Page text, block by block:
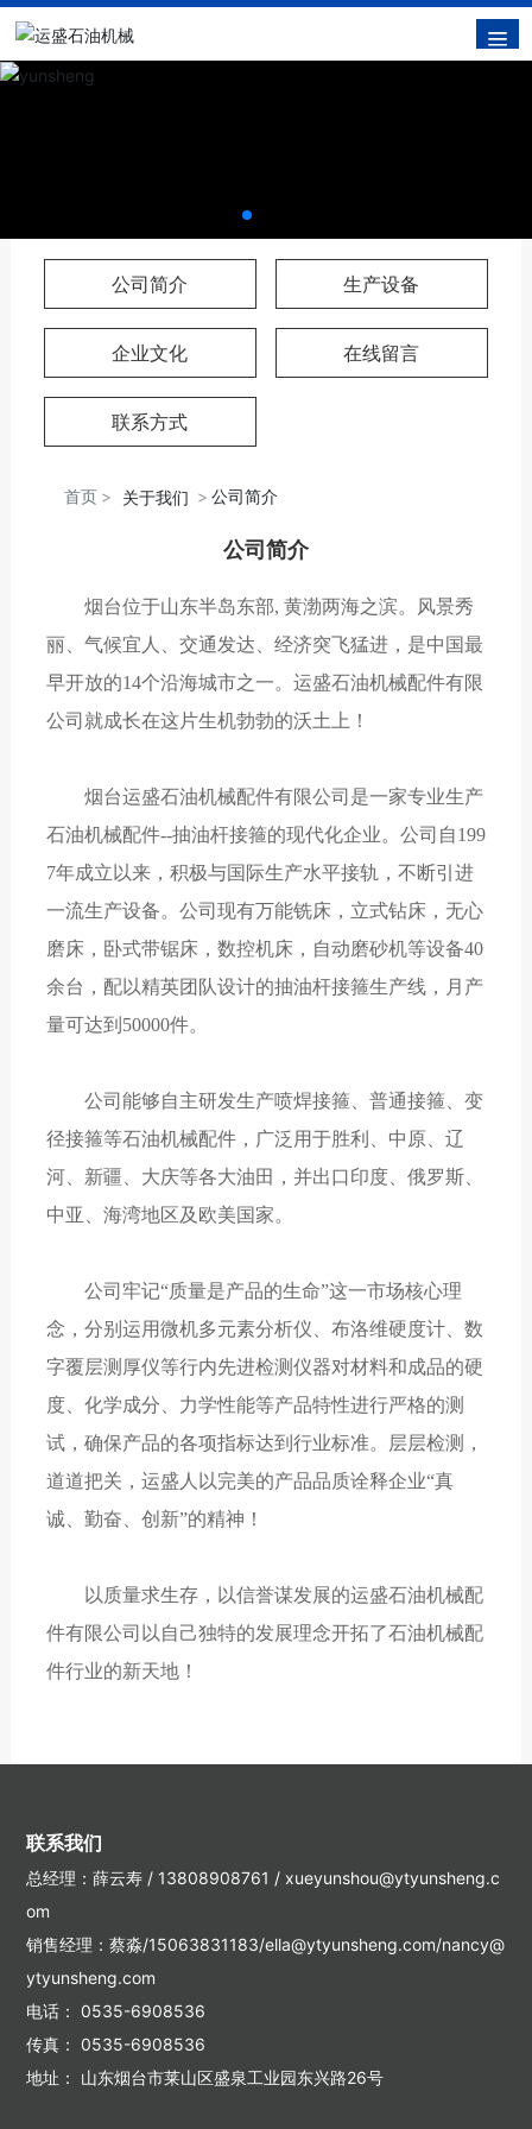
公司简介 生产设备
企业文化 在线留言
联系方式
首页 关于我们 公司简介
公司简介
烟台位于山东半岛东部, 黄渤两海之滨。风景秀
丽、气候宜人、交通发达、经济突飞猛进，是中国最
早开放的14个沿海城市之一。运盛石油机械配件有限
公司就成长在这片生机勃勃的沃土上！
烟台运盛石油机械配件有限公司是一家专业生产
石油机械配件--抽油杆接箍的现代化企业。公司自199
7年成立以来，积极与国际生产水平接轨，不断引进
一流生产设备。公司现有万能铣床，立式钻床，无心
磨床，卧式带锯床，数控机床，自动磨砂机等设备40
余台，配以精英团队设计的抽油杆接箍生产线，月产
量可达到50000件。
公司能够自主研发生产喷焊接箍、普通接箍、变
径接箍等石油机械配件，广泛用于胜利、中原、辽
河、新疆、大庆等各大油田，并出口印度、俄罗斯、
中亚、海湾地区及欧美国家。
公司牢记“质量是产品的生命”这一市场核心理
念，分别运用微机多元素分析仪、布洛维硬度计、数
字覆层测厚仪等行内先进检测仪器对材料和成品的硬
度、化学成分、力学性能等产品特性进行严格的测
试，确保产品的各项指标达到行业标准。层层检测，
道道把关，运盛人以完美的产品品质诠释企业“真
诚、勤奋、创新”的精神！
以质量求生存，以信誉谋发展的运盛石油机械配
件有限公司以自己独特的发展理念开拓了石油机械配
件行业的新天地！
联系我们
总经理：薛云寿 / 13808908761 /xueyunshou@ytyunsheng.c
om
销售经理：蔡淼/15063831183/ella@ytyunsheng.com/nancy@
ytyunsheng.com
电话： 0535-6908536
传真： 0535-6908536
地址： 山东烟台市莱山区盛泉工业园东兴路26号